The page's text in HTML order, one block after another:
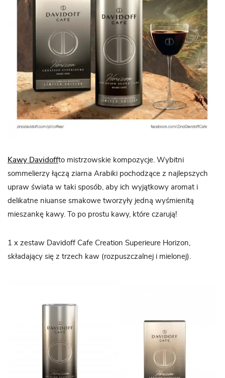
Kawy Davidoffto mistrzowskie kompozycje. Wybitni
sommelierzy łączą ziarna Arabiki pochodzące z najlepszych
upraw świata w taki sposób, aby ich wyjątkowy aromat i
delikatne niuanse smakowe tworzyły jedną wyśmienitą
mieszankę kawy. To po prostu kawy, które czarują!
1 x zestaw Davidoff Cafe Creation Superieure Horizon,
składający się z trzech kaw (rozpuszczalnej i mielonej).